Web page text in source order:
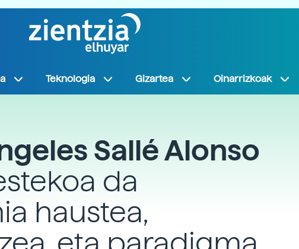
Teknologia Gizartea Oinarrizkoak
Sallé Alonso
da
haustea,